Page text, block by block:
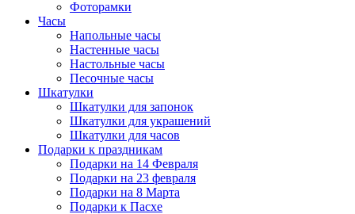
Фоторамки
Часы
Напольные часы
Настенные часы
Настольные часы
Песочные часы
Шкатулки
Шкатулки для запонок
Шкатулки для украшений
Шкатулки для часов
Подарки к праздникам
Подарки на 14 Февраля
Подарки на 23 февраля
Подарки на 8 Марта
Подарки к Пасхе